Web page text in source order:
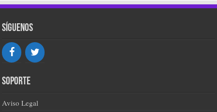
Síguenos
Soporte
Aviso Legal